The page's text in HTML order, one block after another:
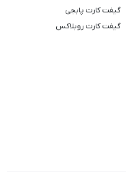
گیفت کارت پابجی
گیفت کارت روبلاکس